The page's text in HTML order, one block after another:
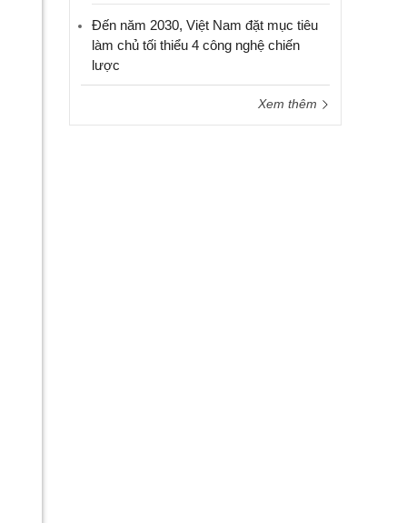
Đến năm 2030, Việt Nam đặt mục tiêu
làm chủ tối thiểu 4 công nghệ chiến
lược
Xem thêm